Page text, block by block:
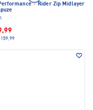
·Rider Zip Midlayer